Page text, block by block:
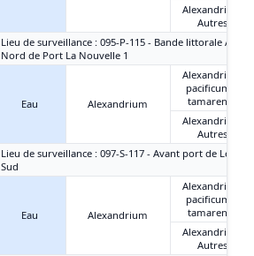
Alexandrium
Autres
Lieu de surveillance : 095-P-115 - Bande littorale Aude -
Nord de Port La Nouvelle 1
Eau Alexandrium
Alexandrium
pacificum +
tamarense
Alexandrium
Autres
Lieu de surveillance : 097-S-117 - Avant port de
Sud
Eau Alexandrium
Alexandrium
pacificum +
tamarense
Alexandrium
Autres